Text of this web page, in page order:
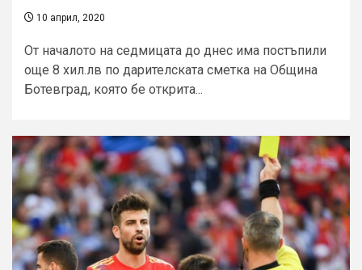
10 април, 2020
От началото на седмицата до днес има постъпили
още 8 хил.лв по дарителската сметка на Община
Ботевград, която бе открита...